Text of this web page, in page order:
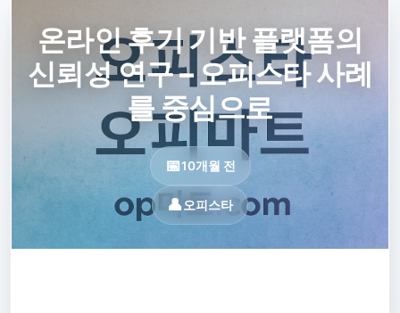
온라인 후기 기반 플랫폼의
신뢰성 연구 – 오피스타 사례
를 중심으로
10개월 전
오피스타